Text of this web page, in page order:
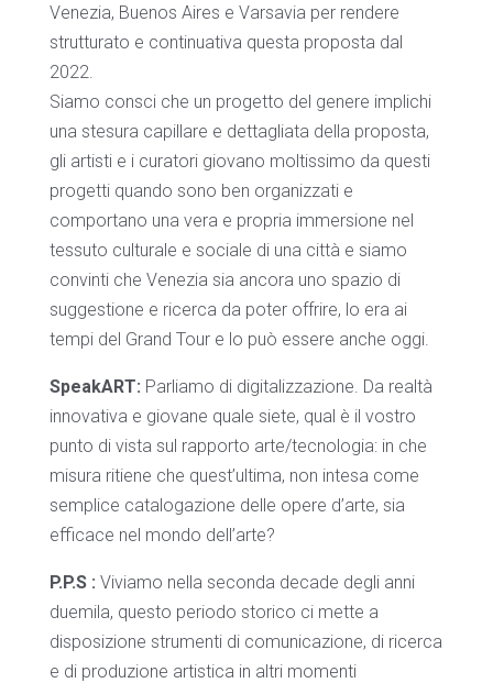
Venezia, Buenos Aires e Varsavia per rendere
strutturato e continuativa questa proposta dal
2022.
Siamo consci che un progetto del genere implichi
una stesura capillare e dettagliata della proposta,
gli artisti e i curatori giovano moltissimo da questi
progetti quando sono ben organizzati e
comportano una vera e propria immersione nel
tessuto culturale e sociale di una città e siamo
convinti che Venezia sia ancora uno spazio di
suggestione e ricerca da poter offrire, lo era ai
tempi del Grand Tour e lo può essere anche oggi.
SpeakART: Parliamo di digitalizzazione. Da realtà
innovativa e giovane quale siete, qual è il vostro
punto di vista sul rapporto arte/tecnologia: in che
misura ritiene che quest’ultima, non intesa come
semplice catalogazione delle opere d’arte, sia
efficace nel mondo dell’arte?
P.P.S : Viviamo nella seconda decade degli anni
duemila, questo periodo storico ci mette a
disposizione strumenti di comunicazione, di ricerca
e di produzione artistica in altri momenti